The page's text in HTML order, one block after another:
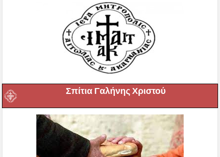
Σπίτια Γαλήνης Χριστού